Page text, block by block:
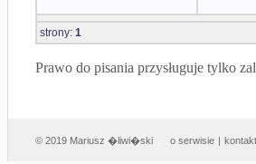
strony: 1
Prawo do pisania przysługuje tylko
© 2019 Mariusz �liwi�ski o serwisie | kontakt